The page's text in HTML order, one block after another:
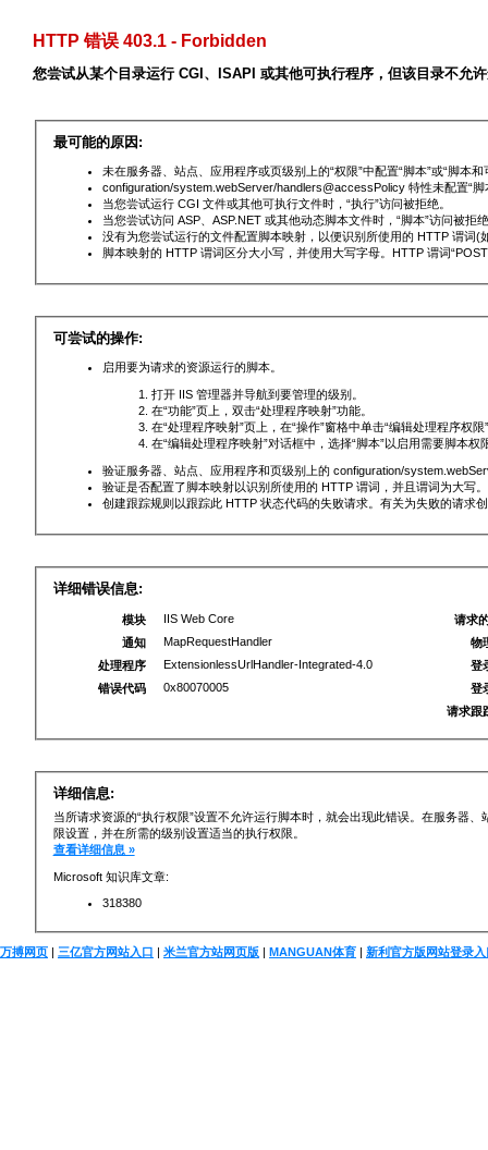
HTTP 错误 403.1 - Forbidden
您尝试从某个目录运行 CGI、ISAPI 或其他可执行程序，但该目录不允
最可能的原因:
未在服务器、站点、应用程序或页级别上的“权限”中配置“脚本”或“脚本和
configuration/system.webServer/handlers@accessPolicy 特性未配置“脚
当您尝试运行 CGI 文件或其他可执行文件时，“执行”访问被拒绝。
当您尝试访问 ASP、ASP.NET 或其他动态脚本文件时，“脚本”访问被拒
没有为您尝试运行的文件配置脚本映射，以便识别所使用的 HTTP 谓词(
脚本映射的 HTTP 谓词区分大小写，并使用大写字母。HTTP 谓词
可尝试的操作:
启用要为请求的资源运行的脚本。
打开 IIS 管理器并导航到要管理的级别。
在“功能”页上，双击“处理程序映射”功能。
在“处理程序映射”页上，在“操作”窗格中单击“编辑处理程序权限
在“编辑处理程序映射”对话框中，选择“脚本”以启用需要脚本权
验证服务器、站点、应用程序和页级别上的 configuration/
验证是否配置了脚本映射以识别所使用的 HTTP 谓词，并且谓词为大写。
创建跟踪规则以跟踪此 HTTP 状态代码的失败请求。有关为失败的请求
详细错误信息:
模块
IIS Web Core
通知
MapRequestHandler
处理程序
ExtensionlessUrlHandler-Integrated-4.0
错误代码
0x80070005
请求
物
登
登
请求跟
详细信息:
当所请求资源的“执行权限”设置不允许运行脚本时，就会出现此错误。在服务器
限设置，并在所需的级别设置适当的执行权限。
查看详细信息 »
Microsoft 知识库文章:
318380
万搏网页 | 三亿官方网站入口 | 米兰官方站网页版 | MANGUAN体育 | 新利官方版网站登录入